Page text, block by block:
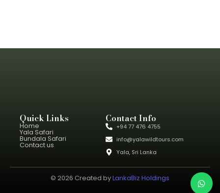
Quick Links
Home
Yala Safari
Bundala Safari
Contact us
Contact Info
+94 77 476 4755
info@yalawildtours.com
Yala, Sri Lanka
© 2026 Created byLankaBiz Holdings